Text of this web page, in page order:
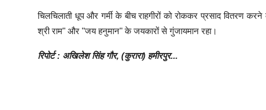
​चिलचिलाती धूप और गर्मी के बीच राहगीरों को रोककर प्रसाद वितरण
श्री राम" और "जय हनुमान" के जयकारों से गुंजायमान रहा।
रिपोर्ट : अखिलेश सिंह गौर, (कुरारा) हमीरपुर...